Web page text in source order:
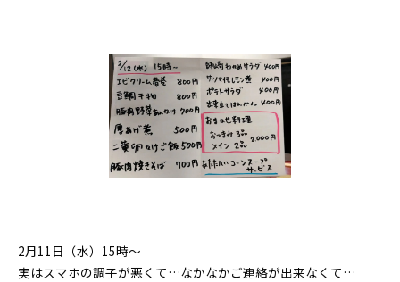
2月11日（水）15時〜
実はスマホの調子が悪くて…なかなかご連絡が出来なくて…